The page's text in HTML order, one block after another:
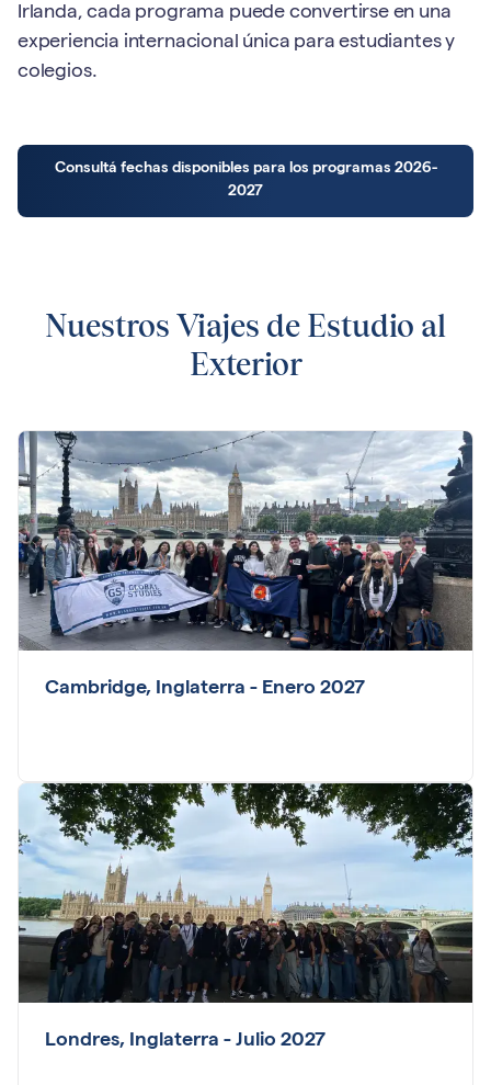
Irlanda, cada programa puede convertirse en una
experiencia internacional única para estudiantes y
colegios.
Consultá fechas disponibles para los programas 2026-
2027
Nuestros Viajes de Estudio al
Exterior
Cambridge, Inglaterra - Enero 2027
Londres, Inglaterra - Julio 2027